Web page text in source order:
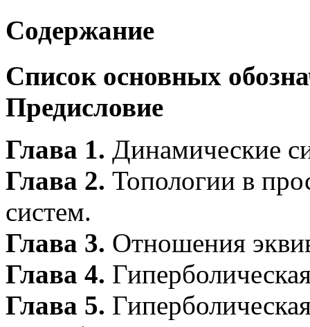
Содержание
Список основных
Предисловие
Глава 1. Динамические
Глава 2. Топологии в
систем.
Глава 3. Отношения
Глава 4.
Глава 5.